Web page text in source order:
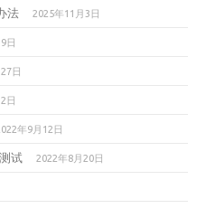
法 2025年11月3日
日
日
日
年9月12日
试 2022年8月20日